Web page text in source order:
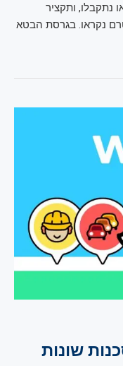
נתקבלו, ותקציר
נקראו. בגרסת הבטא
שונות